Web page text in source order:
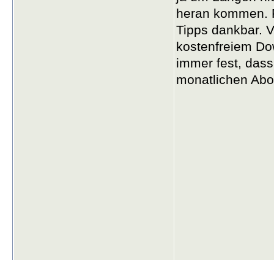
heran kommen.
Tipps dankbar.
kostenfreiem
immer fest,
monatlichen